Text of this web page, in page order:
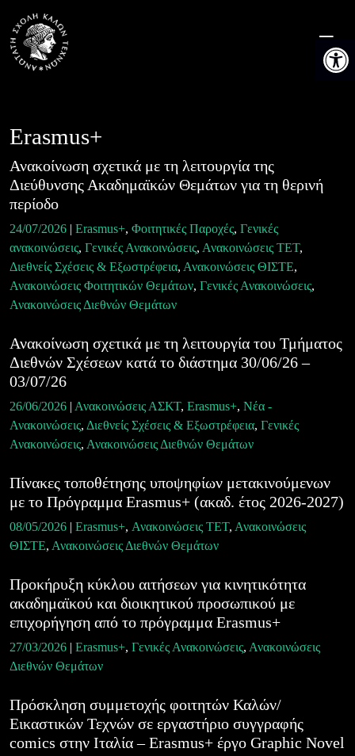
content
Erasmus+
Ανακοίνωση σχετικά με τη λειτουργία της
Διεύθυνσης Ακαδημαϊκών Θεμάτων για τη θερινή
περίοδο
24/07/2026 | Erasmus+, Φοιτητικές Παροχές, Γενικές
ανακοινώσεις, Γενικές Ανακοινώσεις, Ανακοινώσεις ΤΕΤ,
Διεθνείς Σχέσεις & Εξωστρέφεια, Ανακοινώσεις ΘΙΣΤΕ,
Ανακοινώσεις Φοιτητικών Θεμάτων, Γενικές Ανακοινώσεις,
Ανακοινώσεις Διεθνών Θεμάτων
Ανακοίνωση σχετικά με τη λειτουργία του Τμήματος
Διεθνών Σχέσεων κατά το διάστημα 30/06/26 –
03/07/26
26/06/2026 | Ανακοινώσεις ΑΣΚΤ, Erasmus+, Νέα -
Ανακοινώσεις, Διεθνείς Σχέσεις & Εξωστρέφεια, Γενικές
Ανακοινώσεις, Ανακοινώσεις Διεθνών Θεμάτων
Πίνακες τοποθέτησης υποψηφίων μετακινούμενων
με το Πρόγραμμα Erasmus+ (ακαδ. έτος 2026-2027)
08/05/2026 | Erasmus+, Ανακοινώσεις ΤΕΤ, Ανακοινώσεις
ΘΙΣΤΕ, Ανακοινώσεις Διεθνών Θεμάτων
Προκήρυξη κύκλου αιτήσεων για κινητικότητα
ακαδημαϊκού και διοικητικού προσωπικού με
επιχορήγηση από το πρόγραμμα Erasmus+
27/03/2026 | Erasmus+, Γενικές Ανακοινώσεις, Ανακοινώσεις
Διεθνών Θεμάτων
Πρόσκληση συμμετοχής φοιτητών Καλών/
Εικαστικών Τεχνών σε εργαστήριο συγγραφής
comics στην Ιταλία – Erasmus+ έργο Graphic Novel